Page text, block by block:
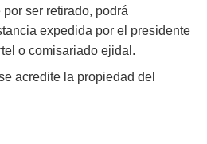
ser retirado, podrá
expedida por el presidente
o comisariado ejidal.
acredite la propiedad del